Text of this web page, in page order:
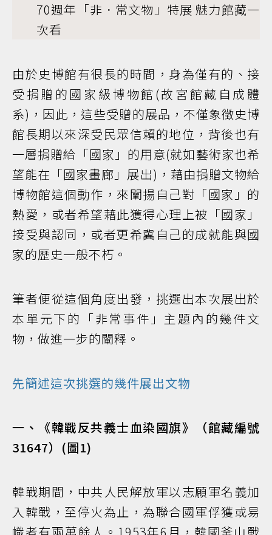
70週年「非．常文物」特展 魅力館藏一
次看
由於史博館有很長的時間，身為僅有的、接
受捐贈的國家級博物館(故宮館藏自成體
系)，因此，這些受贈的展品，不僅象徵史博
館長期以來深受民眾信賴的地位，背後也有
一層捐贈給「國家」的用意(就如藝術家也希
望能在「國家畫廊」展出)，藉由捐贈文物給
博物館這個動作，來闡揚自己對「國家」的
熱愛，或者希望藉此獲得心理上被「國家」
接受與認同，或者更希冀自己的成就能與國
家的歷史一般不朽。
筆者便從這個角度出發，挑選出本次展出於
本單元下的「非常事件」主題內的幾件文
物，做進一步的闡釋。
先簡述這次挑選的幾件展出文物
一、《韓戰反共義士血染國旗》（館藏編號
31647）(圖1)
韓戰期間，中共人民解放軍以志願軍名義加
入韓戰，至停火為止，為聯合國軍俘獲或易